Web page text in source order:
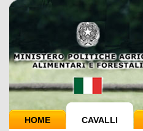
HOME CAVALLI